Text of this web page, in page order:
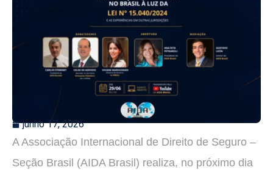
junho 17, 2026
A Associação Internacional de Direito de Seguro –
Seção Brasil (AIDA Brasil) realiza, no próximo dia